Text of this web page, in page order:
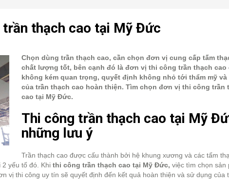
thạch cao tại Mỹ Đức
Chọn dùng trần thạch cao, cần chọn đơn vị cung cấp tấm
chất lượng tốt, bên cạnh đó là đơn vị thi công trần thạch cao
không kém quan trọng, quyết định không nhỏ tới thẩm mỹ và
của trần thạch cao hoàn thiện. Tìm chọn đơn vị thi công trần
cao tại Mỹ Đức.
Thi công trần thạch cao tại Mỹ
những lưu ý
Trần thạch cao được cấu thành bởi hệ khung xương và các tấm
yếu tố đó. Khi thi công trần thạch cao tại Mỹ Đức, việc tìm chọn sản
vị thi công uy tín sẽ quyết định đến kết quả hoàn thiện và sử dụng của